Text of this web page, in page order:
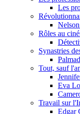
Les
Rôles au
Synastries
Tout, sauf
Eva
Travail sur
Edgar